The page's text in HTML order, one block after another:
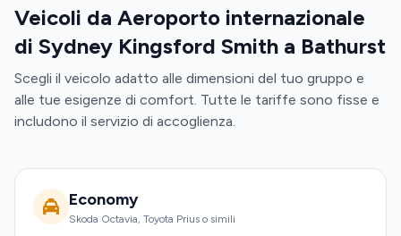
Veicoli da Aeroporto internazionale
di Sydney Kingsford Smith a Bathurst
Scegli il veicolo adatto alle dimensioni del tuo gruppo e
alle tue esigenze di comfort. Tutte le tariffe sono fisse e
includono il servizio di accoglienza.
Economy
Skoda Octavia, Toyota Prius o simili